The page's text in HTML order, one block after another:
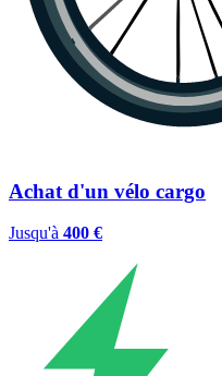
Achat d'un vélo cargo
Jusqu'à 400 €